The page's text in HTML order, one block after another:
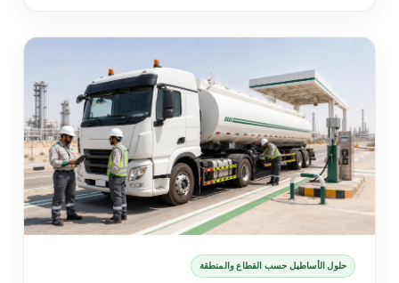
حلول الأساطيل حسب القطاع والمنطقة